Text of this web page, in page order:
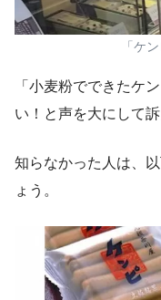
「ケ
「小麦粉でできたケ
い！と声を大にして訴
知らなかった人は、
ょう。